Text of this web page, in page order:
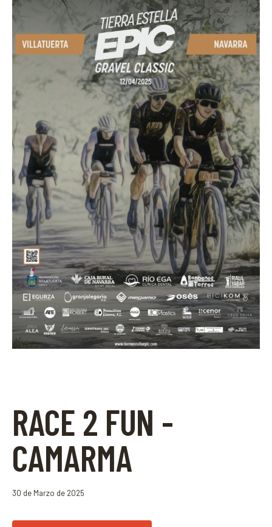
RACE 2 FUN -
CAMARMA
30 de Marzo de 2025